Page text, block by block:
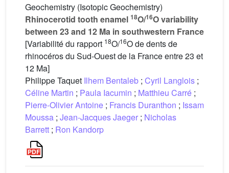
Geochemistry (Isotopic Geochemistry)
Rhinocerotid tooth enamel 18O/16O variability
between 23 and 12 Ma in southwestern France
[Variabilité du rapport 18O/16O de dents de
rhinocéros du Sud-Ouest de la France entre 23 et
12 Ma]
Philippe Taquet Ilhem Bentaleb ; Cyril Langlois ;
Céline Martin ; Paula Iacumin ; Matthieu Carré ;
Pierre-Olivier Antoine ; Francis Duranthon ; Issam
Moussa ; Jean-Jacques Jaeger ; Nicholas
Barrett ; Ron Kandorp